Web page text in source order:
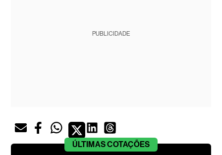
PUBLICIDADE
ÚLTIMASCOTAÇÕES